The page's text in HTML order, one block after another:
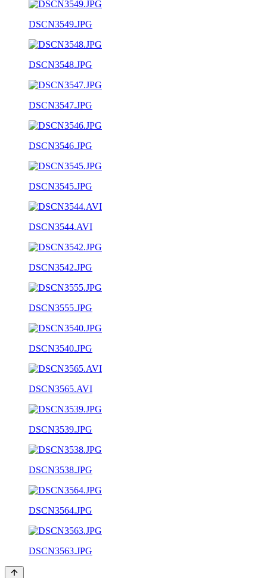
DSCN3549.JPG
DSCN3548.JPG
DSCN3547.JPG
DSCN3546.JPG
DSCN3545.JPG
DSCN3544.AVI
DSCN3542.JPG
DSCN3555.JPG
DSCN3540.JPG
DSCN3565.AVI
DSCN3539.JPG
DSCN3538.JPG
DSCN3564.JPG
DSCN3563.JPG